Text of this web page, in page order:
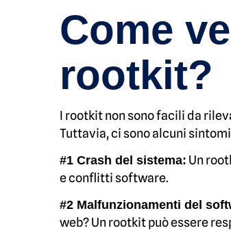
Come
rootkit?
I rootkit non sono facili da
Tuttavia, ci sono alcuni
#1 Crash del sistema: Un
e conflitti software.
#2 Malfunzionamenti del
web? Un rootkit può essere